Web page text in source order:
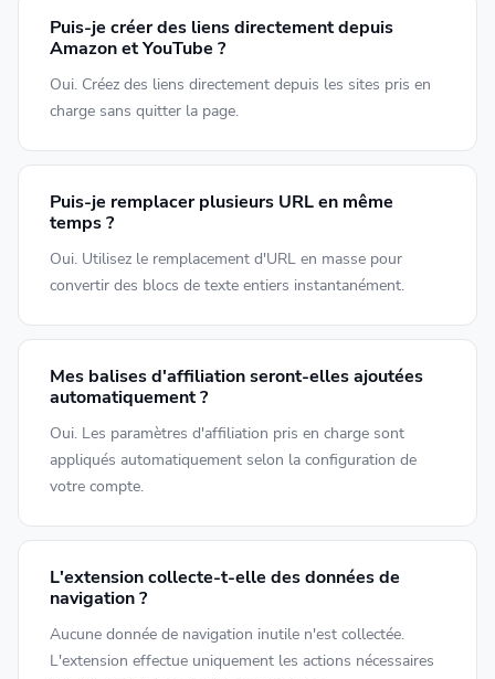
Puis-je créer des liens directement depuis
Amazon et YouTube ?
Oui. Créez des liens directement depuis les sites pris en
charge sans quitter la page.
Puis-je remplacer plusieurs URL en même
temps ?
Oui. Utilisez le remplacement d'URL en masse pour
convertir des blocs de texte entiers instantanément.
Mes balises d'affiliation seront-elles ajoutées
automatiquement ?
Oui. Les paramètres d'affiliation pris en charge sont
appliqués automatiquement selon la configuration de
votre compte.
L'extension collecte-t-elle des données de
navigation ?
Aucune donnée de navigation inutile n'est collectée.
L'extension effectue uniquement les actions nécessaires